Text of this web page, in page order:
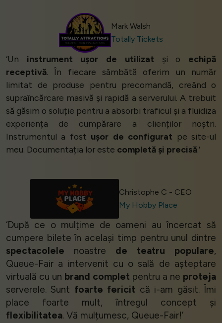
Mark Walsh
Totally Tickets
‘Un instrument ușor de utilizat și o echipă
receptivă. În fiecare sâmbătă oferim un număr
limitat de produse pentru precomandă, creând o
supraîncărcare masivă și rapidă a serverului. A trebuit
să găsim o soluție pentru a absorbi traficul și a fluidiza
experiența de cumpărare a clienților noștri.
Instrumentul a fost ușor de configurat pe site-ul
meu. Documentația lor este completă și precisă.’
Christophe C - CEO
My Hobby Place
‘După ce o mulțime de oameni au încercat să
cumpere bilete în același timp pentru unul dintre
spectacolele noastre de teatru populare,
Queue-Fair a intervenit cu o sală de așteptare
virtuală cu un brand complet pentru a ne proteja
serverele. Sunt foarte fericit că i-am găsit. Îmi
place foarte mult, întregul concept și
flexibilitatea. Vă mulțumesc, Queue-Fair!’